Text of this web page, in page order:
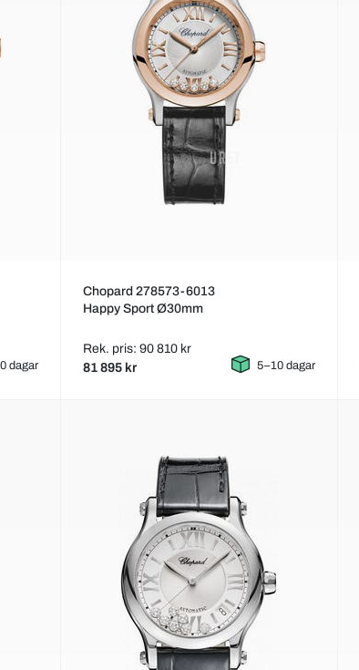
dagar
Chopard 278573-6013
Happy Sport Ø30mm
Rek. pris: 90 810 kr
81 895 kr 5–10 dagar